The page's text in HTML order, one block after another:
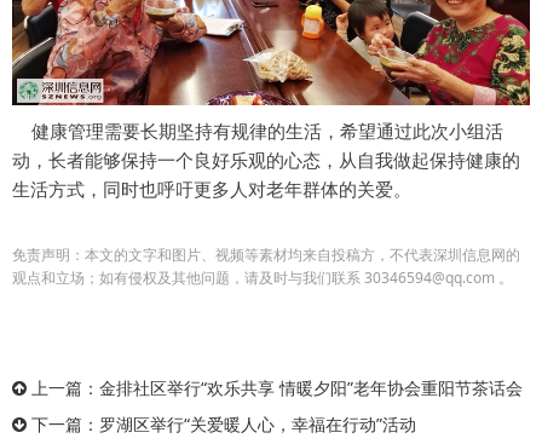
健康管理需要长期坚持有规律的生活，希望通过此次小组活
动，长者能够保持一个良好乐观的心态，从自我做起保持健康的
生活方式，同时也呼吁更多人对老年群体的关爱。
免责声明：本文的文字和图片、视频等素材均来自投稿方，不代表深圳信息网的
观点和立场；如有侵权及其他问题，请及时与我们联系 30346594@qq.com 。
上一篇： 金排社区举行“欢乐共享 情暖夕阳”老年协会重阳节茶话会
下一篇： 罗湖区举行“关爱暖人心，幸福在行动”活动